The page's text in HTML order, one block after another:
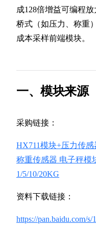
成128倍增益可编程
桥式（如压力、称重
成本采样前端模块。
一、模块来源
采购链接：
HX711模块+压力传感
称重传感器 电子秤模
1/5/10/20KG
资料下载链接：
https://pan.baidu.com/